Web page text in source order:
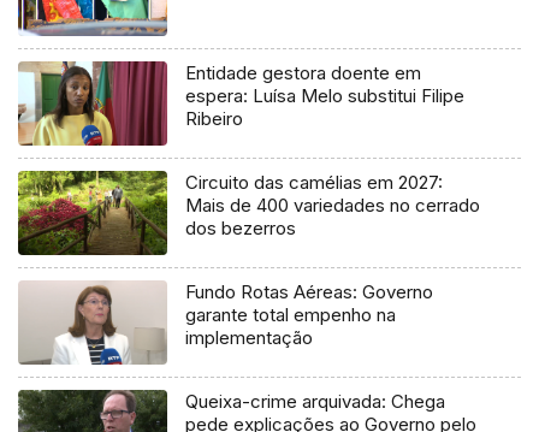
Entidade gestora doente em
espera: Luísa Melo substitui Filipe
Ribeiro
Circuito das camélias em 2027:
Mais de 400 variedades no cerrado
dos bezerros
Fundo Rotas Aéreas: Governo
garante total empenho na
implementação
Queixa-crime arquivada: Chega
pede explicações ao Governo pelo